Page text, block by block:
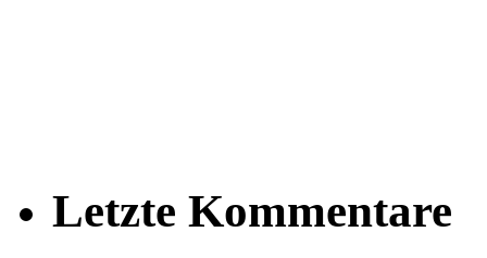
Letzte Kommentare